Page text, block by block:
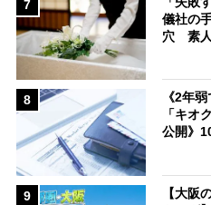
7
儀社の
穴 素
8
《2年
「キオ
公開》
9
【大阪